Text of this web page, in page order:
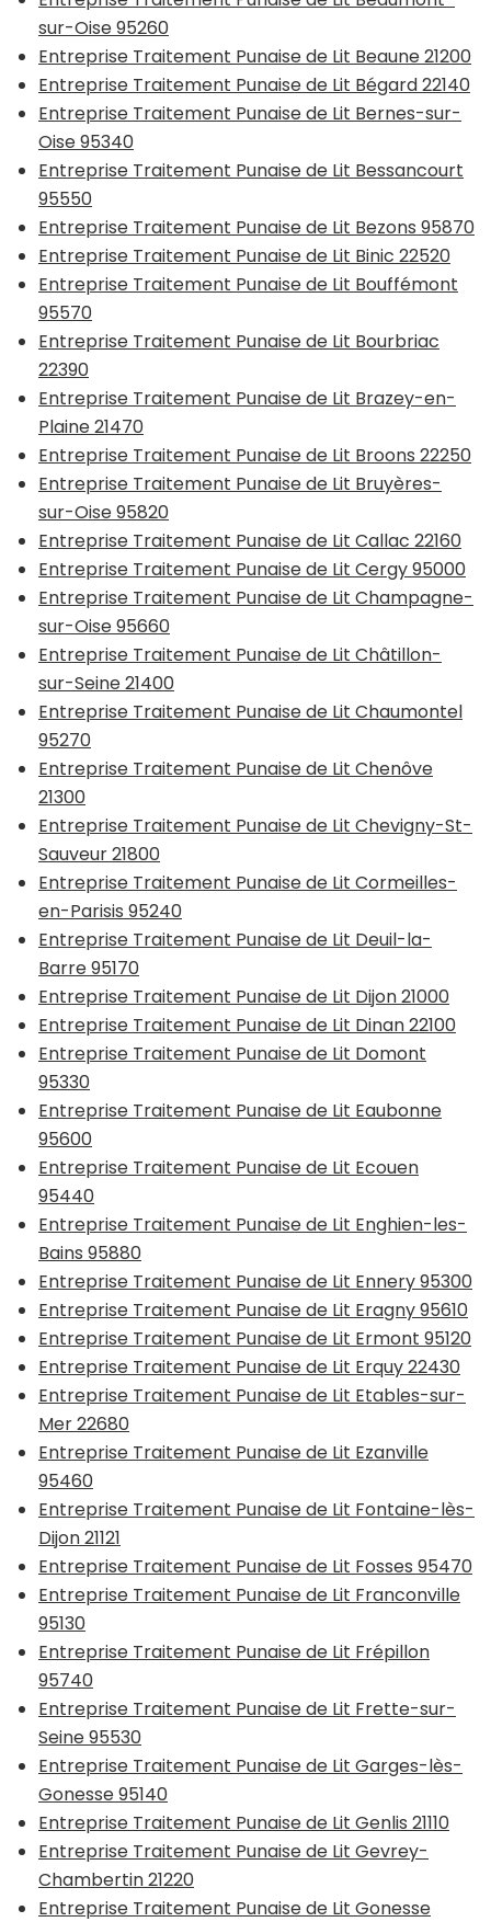
sur-Oise 95260
Entreprise Traitement Punaise de Lit Beaune 21200
Entreprise Traitement Punaise de Lit Bégard 22140
Entreprise Traitement Punaise de Lit Bernes-sur-
Oise 95340
Entreprise Traitement Punaise de Lit Bessancourt
95550
Entreprise Traitement Punaise de Lit Bezons 95870
Entreprise Traitement Punaise de Lit Binic 22520
Entreprise Traitement Punaise de Lit Bouffémont
95570
Entreprise Traitement Punaise de Lit Bourbriac
22390
Entreprise Traitement Punaise de Lit Brazey-en-
Plaine 21470
Entreprise Traitement Punaise de Lit Broons 22250
Entreprise Traitement Punaise de Lit Bruyères-
sur-Oise 95820
Entreprise Traitement Punaise de Lit Callac 22160
Entreprise Traitement Punaise de Lit Cergy 95000
Entreprise Traitement Punaise de Lit Champagne-
sur-Oise 95660
Entreprise Traitement Punaise de Lit Châtillon-
sur-Seine 21400
Entreprise Traitement Punaise de Lit Chaumontel
95270
Entreprise Traitement Punaise de Lit Chenôve
21300
Entreprise Traitement Punaise de Lit Chevigny-St-
Sauveur 21800
Entreprise Traitement Punaise de Lit Cormeilles-
en-Parisis 95240
Entreprise Traitement Punaise de Lit Deuil-la-
Barre 95170
Entreprise Traitement Punaise de Lit Dijon 21000
Entreprise Traitement Punaise de Lit Dinan 22100
Entreprise Traitement Punaise de Lit Domont
95330
Entreprise Traitement Punaise de Lit Eaubonne
95600
Entreprise Traitement Punaise de Lit Ecouen
95440
Entreprise Traitement Punaise de Lit Enghien-les-
Bains 95880
Entreprise Traitement Punaise de Lit Ennery 95300
Entreprise Traitement Punaise de Lit Eragny 95610
Entreprise Traitement Punaise de Lit Ermont 95120
Entreprise Traitement Punaise de Lit Erquy 22430
Entreprise Traitement Punaise de Lit Etables-sur-
Mer 22680
Entreprise Traitement Punaise de Lit Ezanville
95460
Entreprise Traitement Punaise de Lit Fontaine-lès-
Dijon 21121
Entreprise Traitement Punaise de Lit Fosses 95470
Entreprise Traitement Punaise de Lit Franconville
95130
Entreprise Traitement Punaise de Lit Frépillon
95740
Entreprise Traitement Punaise de Lit Frette-sur-
Seine 95530
Entreprise Traitement Punaise de Lit Garges-lès-
Gonesse 95140
Entreprise Traitement Punaise de Lit Genlis 21110
Entreprise Traitement Punaise de Lit Gevrey-
Chambertin 21220
Entreprise Traitement Punaise de Lit Gonesse